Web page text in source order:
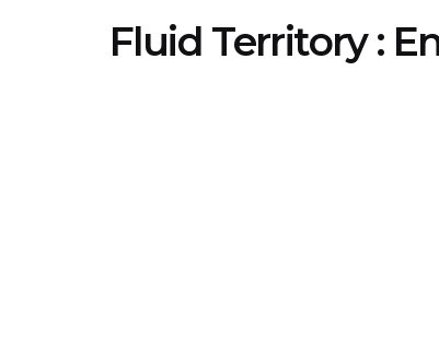
Fluid Territory :